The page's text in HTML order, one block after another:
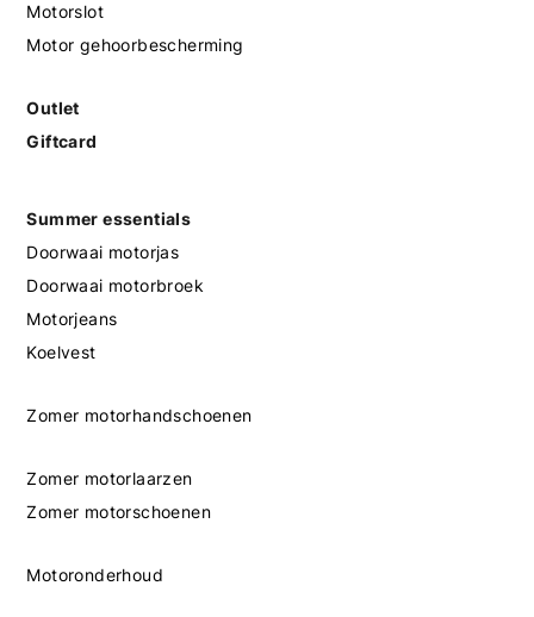
Motorslot
Motor gehoorbescherming
Outlet
Giftcard
Summer essentials
Doorwaai motorjas
Doorwaai motorbroek
Motorjeans
Koelvest
Zomer motorhandschoenen
Zomer motorlaarzen
Zomer motorschoenen
Motoronderhoud